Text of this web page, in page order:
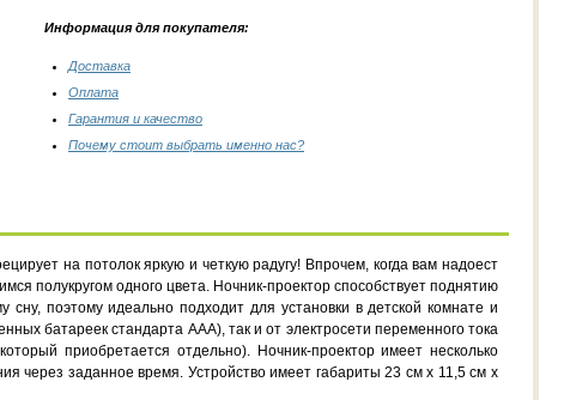
Информация для покупателя:
Доставка
Оплата
Гарантия и качество
Почему стоит выбрать именно нас?
на потолок яркую и четкую радугу! Впрочем, когда вам надоест
полукругом одного цвета. Ночник-проектор способствует поднятию
поэтому идеально подходит для установки в детской комнате и
батареек стандарта ААА), так и от электросети переменного тока
приобретается отдельно). Ночник-проектор имеет несколько
через заданное время. Устройство имеет габариты 23 см х 11,5 см х